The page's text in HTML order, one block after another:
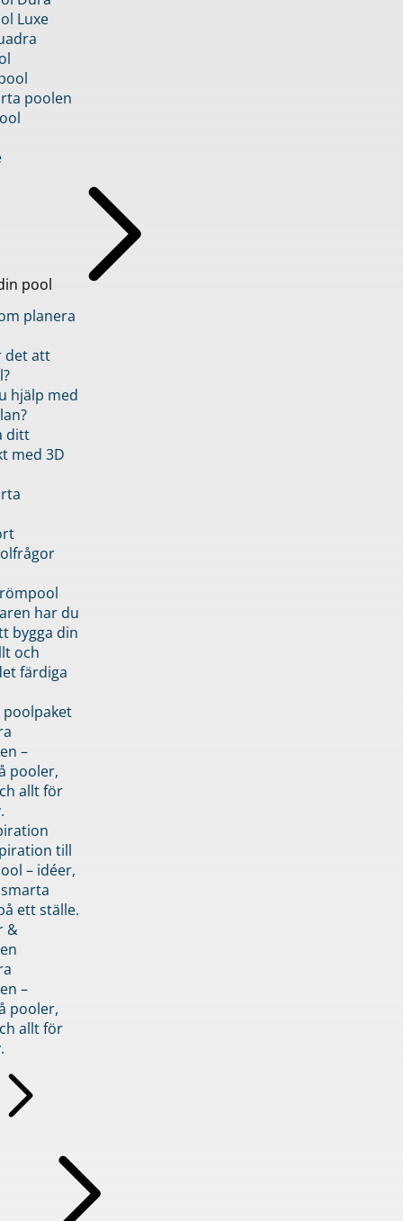
Luxe
poolen
pool
planera
det att
hjälp med
ditt
med 3D
har du
bygga din
och
färdiga
–
pooler,
allt för
till
– idéer,
ett ställe.
&
–
pooler,
allt för